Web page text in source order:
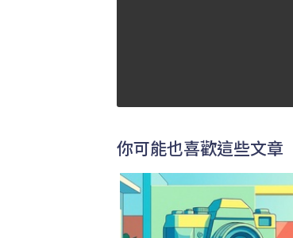
你可能也喜歡這些文章